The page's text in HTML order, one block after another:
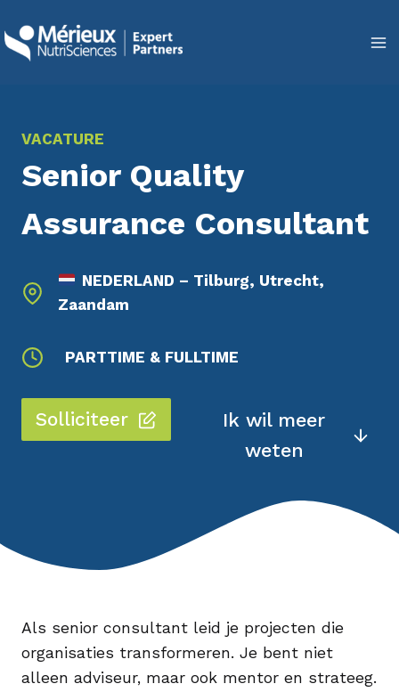
naar
inhoud
VACATURE
Senior Quality
Assurance Consultant
NEDERLAND – Tilburg, Utrecht,
Zaandam
PARTTIME & FULLTIME
Solliciteer
Ik wil meer
weten
Als senior consultant leid je projecten die
organisaties transformeren. Je bent niet
alleen adviseur, maar ook mentor en strateeg.